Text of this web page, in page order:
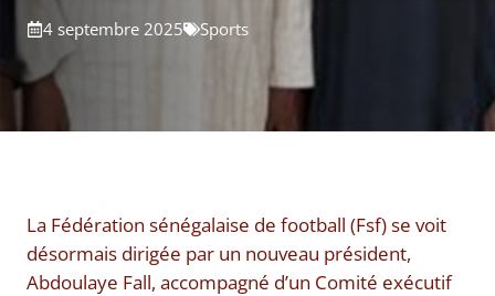
4 septembre 2025 Sports
La Fédération sénégalaise de football (Fsf) se voit
désormais dirigée par un nouveau président,
Abdoulaye Fall, accompagné d’un Comité exécutif